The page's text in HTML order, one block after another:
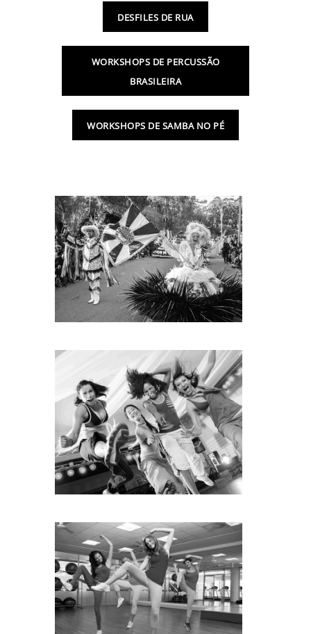
DESFILES DE RUA
WORKSHOPS DE PERCUSSÃO
BRASILEIRA
WORKSHOPS DE SAMBA NO PÉ